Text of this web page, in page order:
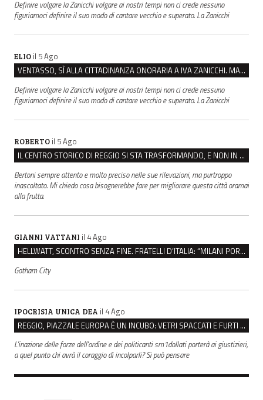
Definire volgare la Zanicchi volgare ai nostri tempi non ci crede nessuno
figuriamoci definire il suo modo di cantare vecchio e superato. La Zanicchi
ELIO il 5 Ago
VENTASSO, SÌ ALLA CITTADINANZA ONORARIA A IVA ZANICCHI. MA BARGIACCHI: “È DI PESSIMO GUSTO”
Definire volgare la Zanicchi volgare ai nostri tempi non ci crede nessuno
figuriamoci definire il suo modo di cantare vecchio e superato. La Zanicchi
ROBERTO il 5 Ago
IL CENTRO STORICO DI REGGIO SI STA TRASFORMANDO, E NON IN MEGLIO
Bertoni sempre attento e molto preciso nelle sue rilevazioni, ma purtroppo
inascoltato. Mi chiedo cosa bisognerebbe fare per migliorare questa città oramai
alla frutta.
GIANNI VATTANI il 4 Ago
HELLWATT, SCONTRO SENZA FINE. FRATELLI D’ITALIA: “MILANI PORTA DOCUMENTI, DE FRANCO INSULTI”
Gotham City
IPOCRISIA UNICA DEA il 4 Ago
REGGIO, PIAZZALE EUROPA È UN INCUBO: VETRI SPACCATI E FURTI SULLE AUTO IN SOSTA
L'inazione delle forze dell'ordine e dei politicanti sm1dollati porterà ai giustizieri,
a quel punto chi avrà il coraggio di incolparli? Si può pensare